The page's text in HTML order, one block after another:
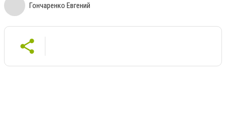
Гончаренко Евгений